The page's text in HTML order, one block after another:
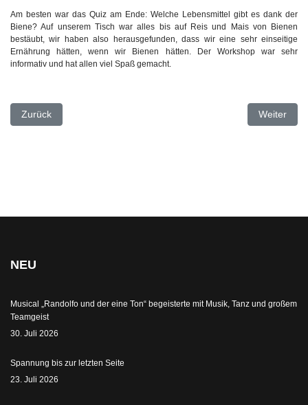
Am besten war das Quiz am Ende: Welche Lebensmittel gibt es dank der
Biene? Auf unserem Tisch war alles bis auf Reis und Mais von Bienen
bestäubt, wir haben also herausgefunden, dass wir eine sehr einseitige
Ernährung hätten, wenn wir Bienen hätten. Der Workshop war sehr
informativ und hat allen viel Spaß gemacht.
Vorheriger Beitrag: Zweitklässler besuchen Kirche und Kapellen
Zurück Nächster
Weiter
NEU
Musical „Randolfo und der eine Ton“ begeisterte mit Musik, Tanz und großem
Teamgeist
30. Juli 2026
Spannung bis zur letzten Seite
23. Juli 2026